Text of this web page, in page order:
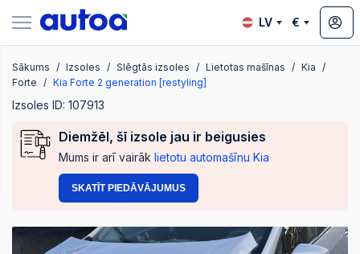
LV €
Sākums Izsoles Slēgtās izsoles Lietotas mašīnas
Kia
Forte
Kia Forte 2 generation [restyling]
Izsoles ID: 107913
Diemžēl, šī izsole jau ir beigusies
Mums ir arī vairāk lietotu automašīnu Kia
SKATĪT PIEDĀVĀJUMUS